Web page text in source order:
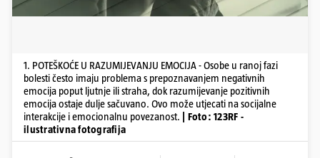
1. POTEŠKOĆE U RAZUMIJEVANJU EMOCIJA - Osobe u ranoj fazi
bolesti često imaju problema s prepoznavanjem negativnih
emocija poput ljutnje ili straha, dok razumijevanje pozitivnih
emocija ostaje dulje sačuvano. Ovo može utjecati na socijalne
interakcije i emocionalnu povezanost.
| Foto: 123RF -
ilustrativna fotografija